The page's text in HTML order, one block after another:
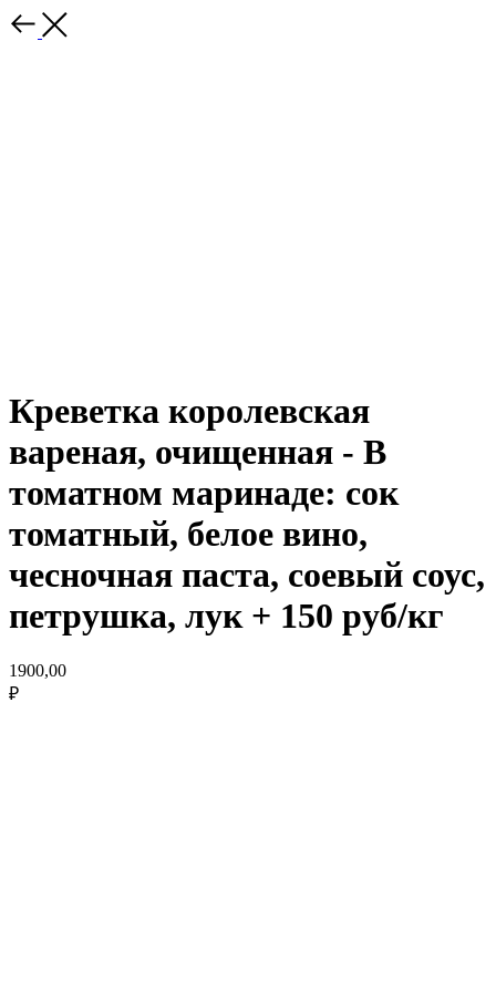
Креветка королевская
вареная, очищенная - В
томатном маринаде: сок
томатный, белое вино,
чесночная паста, соевый соус,
петрушка, лук + 150 руб/кг
1900,00
₽